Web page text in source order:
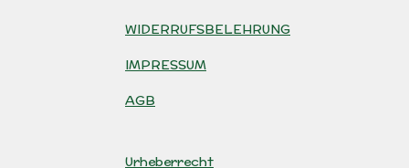
WIDERRUFSBELEHRUNG
IMPRESSUM
AGB
Urheberrecht